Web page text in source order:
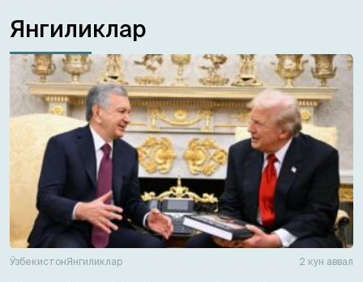
Янгиликлар
ЎзбекистонЯнгиликлар 2 кун аввал